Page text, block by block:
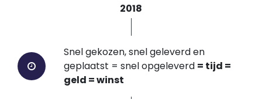
2018
Snel gekozen, snel geleverd en
geplaatst = snel opgeleverd = tijd =
geld = winst